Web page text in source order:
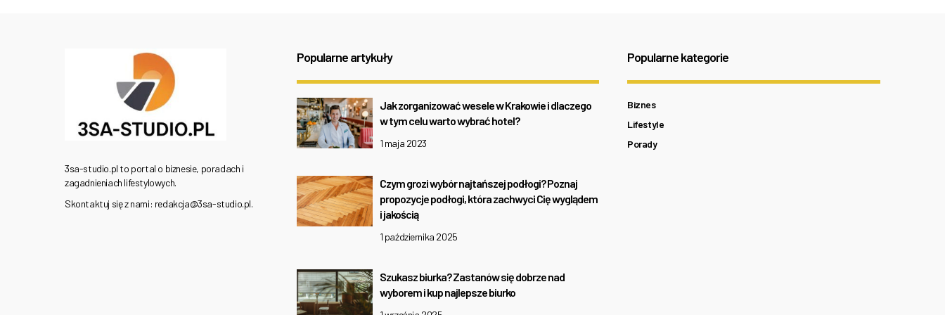
3sa-studio.pl to portal o biznesie, poradach i
zagadnieniach lifestylowych.
Skontaktuj się z nami: redakcja@3sa-studio.pl.
Popularne artykuły
Jak zorganizować wesele w Krakowie i dlaczego
w tym celu warto wybrać hotel?
1 maja 2023
Czym grozi wybór najtańszej podłogi? Poznaj
propozycje podłogi, która zachwyci Cię wyglądem
i jakością
1 października 2025
Szukasz biurka? Zastanów się dobrze nad
wyborem i kup najlepsze biurko
Popularne kategorie
Biznes
Lifestyle
Porady